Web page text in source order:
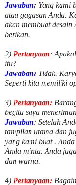
Jawaban: Yang kami
atau gagasan Anda.
akan membuat
berikan.
2) Pertanyaan:
itu?
Jawaban: Tidak.
Seperti kita memiliki
3) Pertanyaan:
begitu saya
Jawaban: Setelah
tampilan utama dan
yang kami buat .
Anda minta. Anda
dan warna.
4) Pertanyaan: